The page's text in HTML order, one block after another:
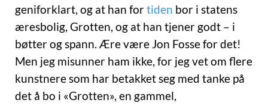
geniforklart, og at han fortiden bor i statens
æresbolig, Grotten, og at han tjener godt – i
bøtter og spann. Ære være Jon Fosse for det!
Men jeg misunner ham ikke, for jeg vet om flere
kunstnere som har betakket seg med tanke på
det å bo i «Grotten», en gammel,